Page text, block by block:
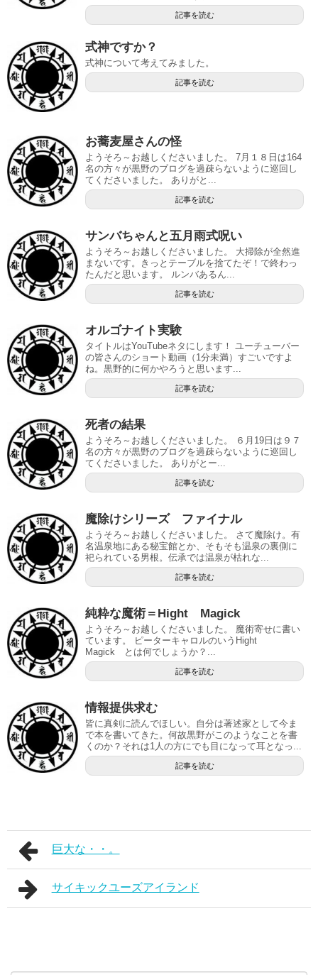
記事を読む
式神ですか？
式神について考えてみました。
記事を読む
お蕎麦屋さんの怪
ようそろ～お越しくださいました。 7月１８日は164
名の方々が黒野のブログを過疎らないように巡回し
てくださいました。 ありがと...
記事を読む
サンバちゃんと五月雨式呪い
ようそろ～お越しくださいました。 大掃除が全然進
まないです。きっとテーブルを捨てたぞ！で終わっ
たんだと思います。 ルンバあるん...
記事を読む
オルゴナイト実験
タイトルはYouTubeネタにします！ ユーチューバー
の皆さんのショート動画（1分未満）すごいですよ
ね。黒野的に何かやろうと思います...
記事を読む
死者の結果
ようそろ～お越しくださいました。 ６月19日は９７
名の方々が黒野のブログを過疎らないように巡回し
てくださいました。 ありがとー...
記事を読む
魔除けシリーズ ファイナル
ようそろ～お越しくださいました。 さて魔除け。有
名温泉地にある秘宝館とか、そもそも温泉の裏側に
祀られている男根。伝承では温泉が枯れな...
記事を読む
純粋な魔術＝Hight Magick
ようそろ～お越しくださいました。 魔術寄せに書い
ています。 ピーターキャロルのいうHight
Magick とは何でしょうか？...
記事を読む
情報提供求む
皆に真剣に読んでほしい。自分は著述家として今ま
で本を書いてきた。何故黒野がこのようなことを書
くのか？それは1人の方にでも目になって耳となっ...
記事を読む
巨大な・・。
サイキックユーズアイランド